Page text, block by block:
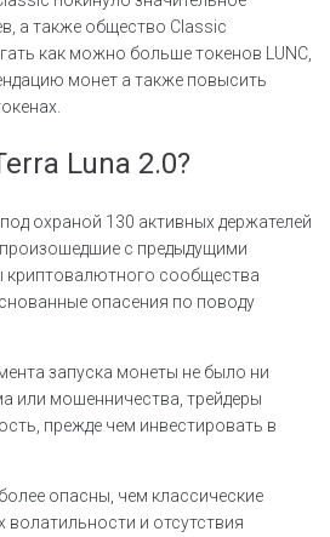
а также общество Classic
как можно больше токенов LUNC,
монет а также повысить
Luna 2.0?
охраной 130 активных держателей
с предыдущими
криптовалютного сообщества
опасения по поводу
запуска монеты не было ни
или мошенничества, трейдеры
прежде чем инвестировать в
опасны, чем классические
и отсутствия